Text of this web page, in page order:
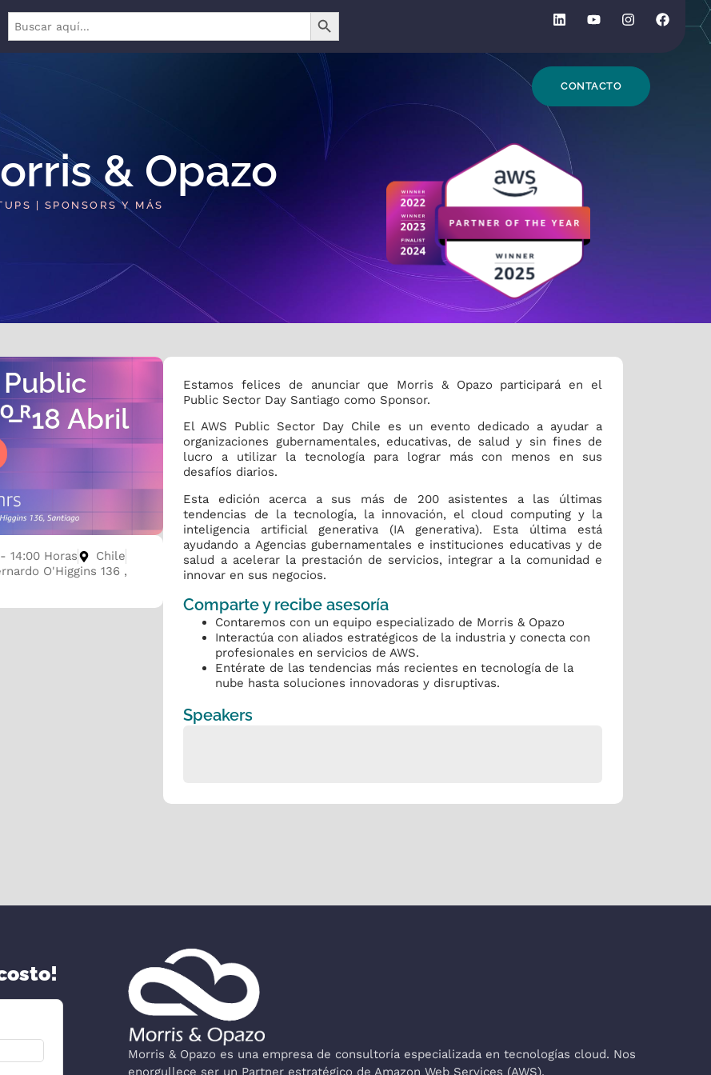
Buscar:
BOTÓN DE BÚSQUEDA
CONTACTO
& Opazo​
| SPONSORS Y MÁS
18 Abril
14:00 Horas
Chile
O'Higgins 136 ,
Estamos felices de anunciar que Morris & Opazo participará en el
Public Sector Day Santiago como Sponsor.
El AWS Public Sector Day Chile es un evento dedicado a ayudar a
organizaciones gubernamentales, educativas, de salud y sin fines de
lucro a utilizar la tecnología para lograr más con menos en sus
desafíos diarios.
Esta edición acerca a sus más de 200 asistentes a las últimas
tendencias de la tecnología, la innovación, el cloud computing y la
inteligencia artificial generativa (IA generativa). Esta última está
ayudando a Agencias gubernamentales e instituciones educativas y de
salud a acelerar la prestación de servicios, integrar a la comunidad e
innovar en sus negocios.
Comparte y recibe asesoría
Contaremos con un equipo especializado de Morris & Opazo
Interactúa con aliados estratégicos de la industria y conecta con
profesionales en servicios de AWS.
Entérate de las tendencias más recientes en tecnología de la
nube hasta soluciones innovadoras y disruptivas.
Speakers
Morris & Opazo es una empresa de consultoría especializada en tecnologías cloud. Nos
enorgullece ser un Partner estratégico de Amazon Web Services (AWS).